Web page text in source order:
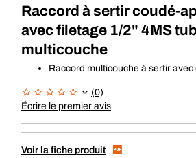
Raccord à sertir coudé-
avec filetage 1/2" 4MS
multicouche
Raccord multicouche à sertir avec
(0)
Écrire le premier avis
Voir la fiche produit